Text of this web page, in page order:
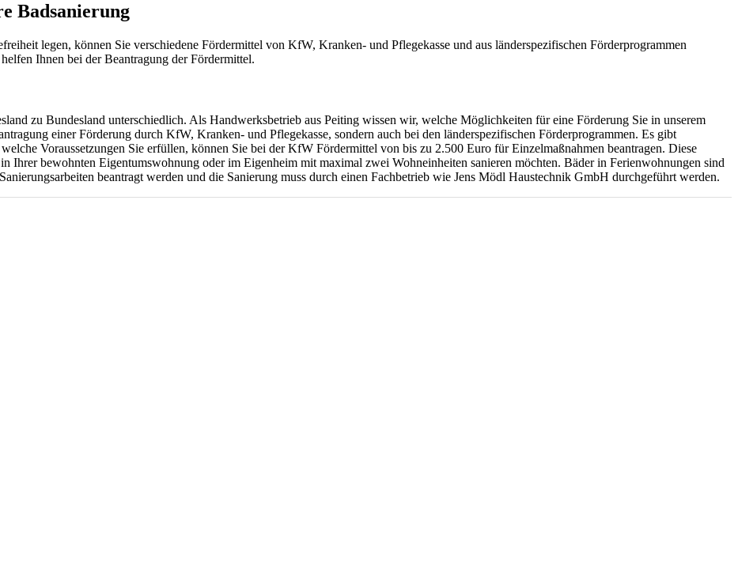
Badsanierung
legen, können Sie verschiedene Fördermittel von KfW, Kranken- und Pflegekasse und aus länderspezifischen Förderprogrammen
Ihnen bei der Beantragung der Fördermittel.
zu Bundesland unterschiedlich. Als Handwerksbetrieb aus Peiting wissen wir, welche Möglichkeiten für eine Förderung Sie in unserem
einer Förderung durch KfW, Kranken- und Pflegekasse, sondern auch bei den länderspezifischen Förderprogrammen. Es gibt
Voraussetzungen Sie erfüllen, können Sie bei der KfW Fördermittel von bis zu 2.500 Euro für Einzelmaßnahmen beantragen. Diese
Ihrer bewohnten Eigentumswohnung oder im Eigenheim mit maximal zwei Wohneinheiten sanieren möchten. Bäder in Ferienwohnungen sind
beantragt werden und die Sanierung muss durch einen Fachbetrieb wie Jens Mödl Haustechnik GmbH durchgeführt werden.